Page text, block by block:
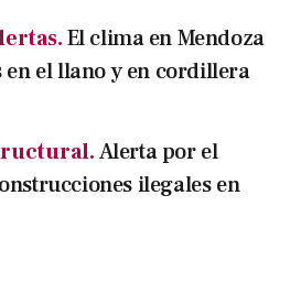
El clima en Mendoza
en el llano y en cordillera
Alerta por el
ilegales en